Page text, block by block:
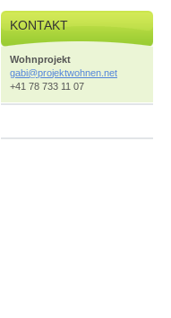
KONTAKT
Wohnprojekt
gabi@projektwohnen.net
+41 78 733 11 07